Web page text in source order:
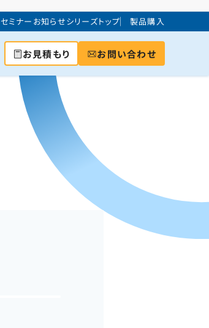
セミナー お知らせシリーズトップ 製品購入
お見積もり お問い合わせ